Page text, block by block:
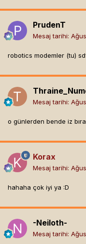
PrudenT
Mesaj tarihi:
robotics modemler (tu)
Mesaj tarihi:
o günlerden bende iz
Korax
Mesaj tarihi:
hahaha çok iyi ya :D
-Neiloth-
Mesaj tarihi: